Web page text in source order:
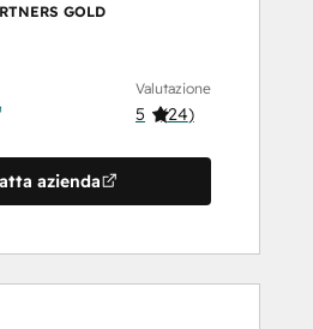
GOLD
Valutazione
5 (24)
azienda